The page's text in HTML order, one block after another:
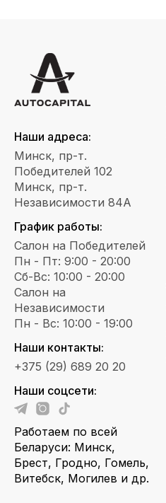
Наши адреса:
Минск, пр-т.
Победителей 102
Минск, пр-т.
Независимости 84А
График работы:
Салон на Победителей
Пн - Пт: 9:00 - 20:00
Сб-Вс: 10:00 - 20:00
Салон на
Независимости
Пн - Вс: 10:00 - 19:00
Наши контакты:
+375 (29) 689 20 20
Наши соцсети:
Работаем по всей
Беларуси: Минск,
Брест, Гродно, Гомель,
Витебск, Могилев и др.